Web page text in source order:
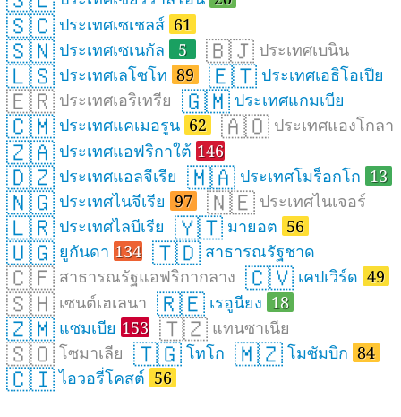
🇸🇨 ประเทศเซเชลส์ 61
🇸🇳 ประเทศเซเนกัล 5 🇧🇯 ประเทศเบนิน
🇱🇸 ประเทศเลโซโท 89 🇪🇹 ประเทศเอธิโอเปีย
🇪🇷 ประเทศเอริเทรีย 🇬🇲 ประเทศแกมเบีย
🇨🇲 ประเทศแคเมอรูน 62 🇦🇴 ประเทศแองโกลา
🇿🇦 ประเทศแอฟริกาใต้ 146
🇩🇿 ประเทศแอลจีเรีย 🇲🇦 ประเทศโมร็อกโก 13
🇳🇬 ประเทศไนจีเรีย 97 🇳🇪 ประเทศไนเจอร์
🇱🇷 ประเทศไลบีเรีย 🇾🇹 มายอต 56
🇺🇬 ยูกันดา 134 🇹🇩 สาธารณรัฐชาด
🇨🇫 สาธารณรัฐแอฟริกากลาง 🇨🇻 เคปเวิร์ด 49
🇸🇭 เซนต์เฮเลนา 🇷🇪 เรอูนียง 18
🇿🇲 แซมเบีย 153 🇹🇿 แทนซาเนีย
🇸🇴 โซมาเลีย 🇹🇬 โทโก 🇲🇿 โมซัมบิก 84
🇨🇮ไอวอรี่โคสต์ 56